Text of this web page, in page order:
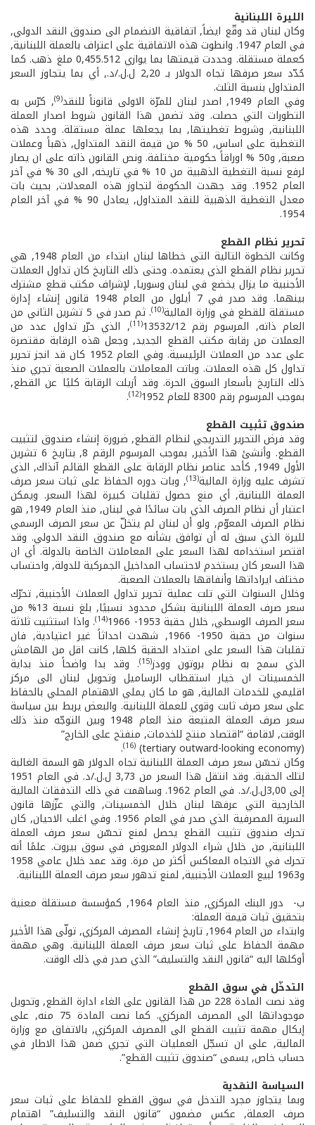
الليرة اللبنانية
وكان لبنان قد وقّع ايضاً, اتفاقية الانضمام الى صندوق النقد الدولي,
في العام 1947. وانطوت هذه الاتفاقية على اعتراف بالعملة اللبنانية,
كعملة مستقلة. وحددت قيمتها بما يوازي 0,455.512 ملغ ذهب. كما
حُدّد سعر صرفها تجاه الدولار بـ 2,20 ل.ل./د., أي بما يتجاوز السعر
المتداول بنسبة الثلث.
وفي العام 1949, اصدر لبنان للمرّة الاولى قانوناً للنقد (9) , كرّس به
التطورات التي حصلت. وقد تضمن هذا القانون شروط اصدار العملة
اللبنانية, وشروط تغطيتها, بما يجعلها عملة مستقلة. وحدد هذه
التغطية على اساس, 50 % من قيمة النقد المتداول, ذهباً وعملات
صعبة, و50 % اوراقاً حكومية مختلفة. ونص القانون ذاته على ان يصار
لرفع نسبة التغطية الذهبية من 10 % في تاريخه, الى 30 % في آخر
العام 1952. وقد جهدت الحكومة لتجاوز هذه المعدلات, بحيث بات
معدل التغطية الذهبية للنقد المتداول, يعادل 90 % في آخر العام
1954.
تحرير نظام القطع
وكانت الخطوة التالية التي خطاها لبنان ابتداء من العام 1948, هي
تحرير نظام القطع الذي يعتمده. وحتى ذلك التاريخ كان تداول العملات
الأجنبية ما يزال يخضع في لبنان وسوريا, لإشراف مكتب قطع مشترك
بينهما. وقد صدر في 7 أيلول من العام 1948 قانون إنشاء إدارة
مستقلة للقطع في وزارة المالية(10) . ثم صدر في 5 تشرين الثاني من
العام ذاته, المرسوم رقم 13532/12 (11) , الذي حرّر تداول عدد من
العملات من رقابة مكتب القطع الجديد, وجعل هذه الرقابة مقتصرة
على عدد من العملات الرئيسية. وفي العام 1952 كان قد انجز تحرير
تداول كل هذه العملات. وباتت المعاملات بالعملات الصعبة تجري منذ
ذلك التاريخ بأسعار السوق الحرة. وقد أزيلت الرقابة كليًا عن القطع,
بموجب المرسوم رقم 8300 للعام 1952 (12)
.
صندوق تثبيت القطع
وقد فرض التحرير التدريجي لنظام القطع, ضرورة إنشاء صندوق لتثبيت
القطع. وأنشئ هذا الأخير, بموجب المرسوم الرقم 8, بتاريخ 6 تشرين
الأول 1949, كأحد عناصر نظام الرقابة على القطع القائم آنذاك, الذي
تشرف عليه وزارة المالية(13) , وبات دوره الحفاظ على ثبات سعر صرف
العملة اللبنانية, أي منع حصول تقلبات كبيرة لهذا السعر. ويمكن
اعتبار أن نظام الصرف الذي بات سائدًا في لبنان, منذ العام 1949, هو
نظام الصرف المعوّم, ولو أن لبنان لم يتخلّ عن سعر الصرف الرسمي
لليرة الذي سبق له أن توافق بشأنه مع صندوق النقد الدولي. وقد
اقتصر استخدامه لهذا السعر على المعاملات الخاصة بالدولة. أي ان
هذا السعر كان يستخدم لاحتساب المداخيل الجمركية للدولة, واحتساب
مختلف ايراداتها وأنفاقها بالعملات الصعبة.
وخلال السنوات التي تلت عملية تحرير تداول العملات الأجنبية, تحرّك
سعر صرف العملة اللبنانية بشكل محدود نسبيًا, بلغ نسبة 13% من
سعر الصرف الوسطي, خلال حقبة 1953­- 1966 (14) . واذا استثنيت ثلاثة
سنوات من حقبة 1950- ­1966, شهدت احداثاً غير اعتيادية, فان
تقلبات هذا السعر على امتداد الحقبة كلها, كانت اقل من الهامش
الذي سمح به نظام بروتون وودز(15) . وقد بدا واضحاً منذ بداية
الخمسينات ان خيار استقطاب الرساميل وتحويل لبنان الى مركز
اقليمي للخدمات المالية, هو ما كان يملي الاهتمام المحلي بالحفاظ
على سعر صرف ثابت وقوي للعملة اللبنانية. والبعض يربط بين سياسة
سعر صرف العملة المتبعة منذ العام 1948 وبين التوجّه منذ ذلك
الوقت, لاقامة “اقتصاد منتج للخدمات, منفتح على الخارج”
(tertiary outward-looking economy)
(16)
.
وكان تحسّن سعر صرف العملة اللبنانية تجاه الدولار هو السمة الغالبة
لتلك الحقبة. وقد انتقل هذا السعر من 3,73 ل.ل./د. في العام 1951
إلى 3,00ل.ل./د. في العام 1962. وساهمت في ذلك التدفقات المالية
الخارجية التي عرفها لبنان خلال الخمسينات, والتي عزّزها قانون
السرية المصرفية الذي صدر في العام 1956. وفي اغلب الاحيان, كان
تحرك صندوق تثبيت القطع يحصل لمنع تحسّن سعر صرف العملة
اللبنانية, من خلال شراء الدولار المعروض في سوق بيروت. علمًا أنه
تحرك في الاتجاه المعاكس أكثر من مرة. وقد عمد خلال عامي 1958
و1963 لبيع العملات الأجنبية, لمنع تدهور سعر صرف العملة اللبنانية.
ب- ­ دور البنك المركزي, منذ العام 1964, كمؤسسة مستقلة معنية
بتحقيق ثبات قيمة العملة:
وابتداء من العام 1964, تاريخ إنشاء المصرف المركزي, تولّى هذا الأخير
مهمة الحفاظ على ثبات سعر صرف العملة اللبنانية. وهي مهمة
أوكلها اليه “قانون النقد والتسليف” الذي صدر في ذلك الوقت.
التدخّل في سوق القطع
وقد نصت المادة 228 من هذا القانون على الغاء ادارة القطع, وتحويل
موجوداتها الى المصرف المركزي. كما نصت المادة 75 منه, على
إيكال مهمة تثبيت القطع الى المصرف المركزي, بالاتفاق مع وزارة
المالية, على ان تسجّل العمليات التي تجري ضمن هذا الاطار في
حساب خاص, يسمى “صندوق تثبيت القطع”.
السياسة النقدية
وبما يتجاوز مجرد التدخل في سوق القطع للحفاظ على ثبات سعر
صرف العملة, عكس مضمون “قانون النقد والتسليف” اهتمام